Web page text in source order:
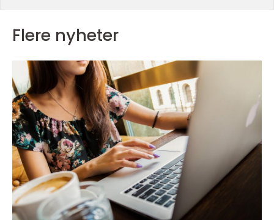
Flere nyheter